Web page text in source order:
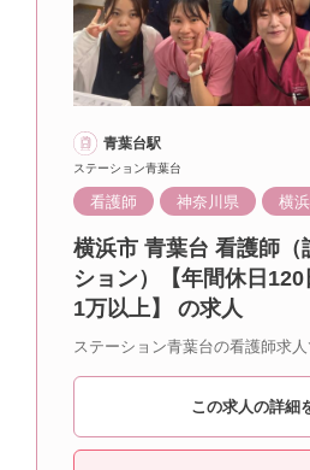
青葉台駅
ステーション青葉台
看護師 神奈川県 横
横浜市 青葉台 看護師（
ション）【年間休日
1万以上】 の求人
ステーション青葉台の看護師求人
この求人の詳細